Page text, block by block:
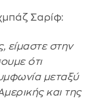
Σαρίφ:
είμαστε στην
ότι
μεταξύ
και της